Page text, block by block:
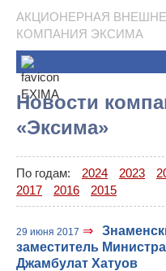
АКЦИОНЕРНАЯ
КОМПАНИЯ ЭКСИМА
Новости
«Эксима»
По годам: 2024 2023
2017
2016 2015
29 июня 2017 ⇒
заместитель
Джамбулат Хатуов